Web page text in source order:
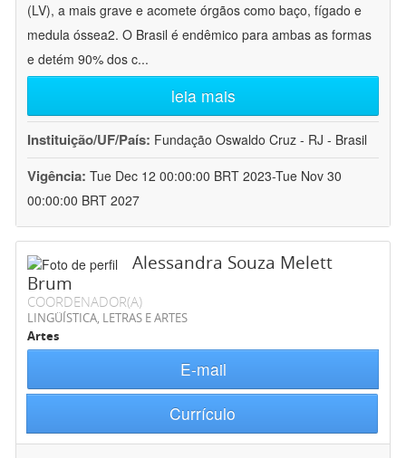
(LV), a mais grave e acomete órgãos como baço, fígado e
medula óssea2. O Brasil é endêmico para ambas as formas
e detém 90% dos c...
leia mais
Instituição/UF/País: Fundação Oswaldo Cruz - RJ - Brasil
Vigência: Tue Dec 12 00:00:00 BRT 2023-Tue Nov 30
00:00:00 BRT 2027
Alessandra Souza Melett
Brum
COORDENADOR(A)
LINGÜÍSTICA, LETRAS E ARTES
Artes
E-mail
Currículo